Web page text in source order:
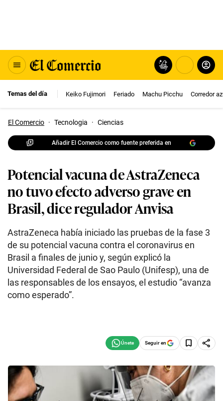
Temas del día Keiko Fujimori Feriado Machu Picchu Corredor
El Comercio · Tecnologia · Ciencias
Añadir El Comercio como fuente preferida en
Potencial vacuna de AstraZeneca
no tuvo efecto adverso grave en
Brasil, dice regulador Anvisa
AstraZeneca había iniciado las pruebas de la fase 3
de su potencial vacuna contra el coronavirus en
Brasil a finales de junio y, según explicó la
Universidad Federal de Sao Paulo (Unifesp), una de
las responsables de los ensayos, el estudio “avanza
como esperado”.
Seguir en